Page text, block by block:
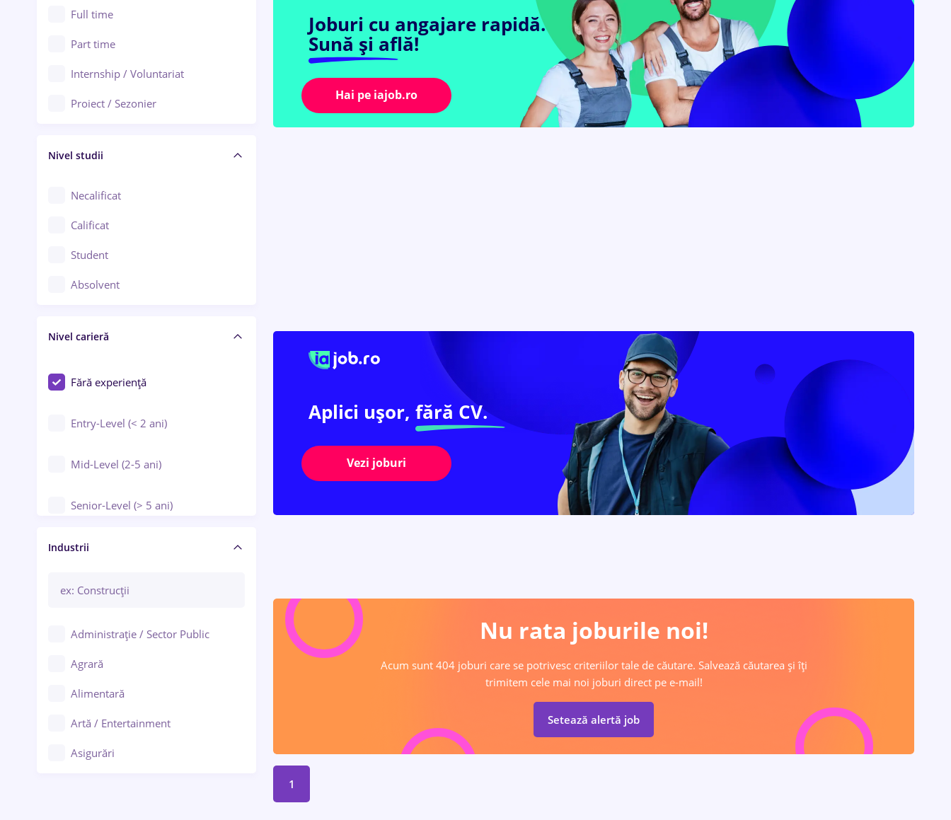
Arad
Baia Mare
Bârlad
Bistrița (Bistrița-Năsăud)
Au pair / Babysitter / Curățenie
Audit / Consultanță
Auto / Echipamente
Automatizări
Cercetare - dezvoltare
Chimie / Biochimie
Confecții / Design vestimentar
Construcții / Instalații
Controlul calității
Educație / Training / Arte
Full time
Part time
Internship / Voluntariat
Proiect / Sezonier
Nivel studii
Necalificat
Calificat
Student
Absolvent
Nivel carieră
Fără experiență
Entry-Level (< 2 ani)
Mid-Level (2-5 ani)
Senior-Level (> 5 ani)
Manager / Executiv
Industrii
Administrație / Sector Public
Agrară
Alimentară
Artă / Entertainment
Asigurări
Joburi cu angajare rapidă.
Sună și află!
Hai pe iajob.ro
Aplici ușor, fără CV.
Vezi joburi
Nu rata joburile noi!
Acum sunt 404 joburi care se potrivesc criteriilor tale de căutare. Salvează căutarea și îți
trimitem cele mai noi joburi direct pe e-mail!
Setează alertă job
1